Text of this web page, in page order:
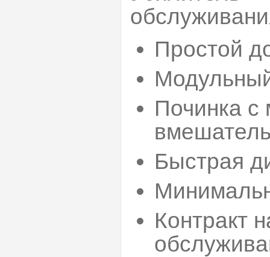
Простой
Починка
Быстрая
Контракт